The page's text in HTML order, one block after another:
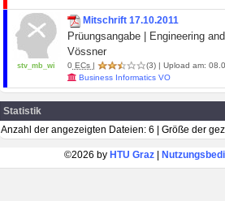
stv_mb_wi
Mitschrift 17.10.2011
Prüungsangabe | Engineering
Vössner
0 ECs | (3) | Upload am:
Business Informatics VO
Statistik
Anzahl der angezeigten Dateien: 6 | Größe der
©2026 by HTU Graz|